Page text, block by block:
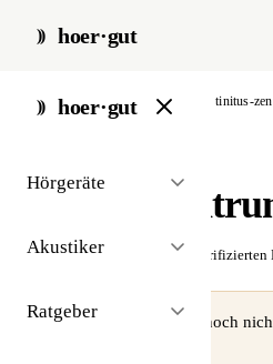
hoer·gut
hoer·gut
Hörgeräte
Akustiker
Ratgeber
start / akustiker / stuttgart tinitus-
Tinitus-
☆☆☆☆☆ Noch keine verifizierten
⚠ Dieses Profil wurde noch